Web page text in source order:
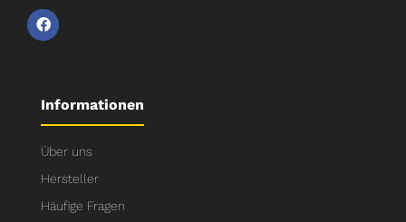
Informationen
Über uns
Hersteller
Häufige Fragen